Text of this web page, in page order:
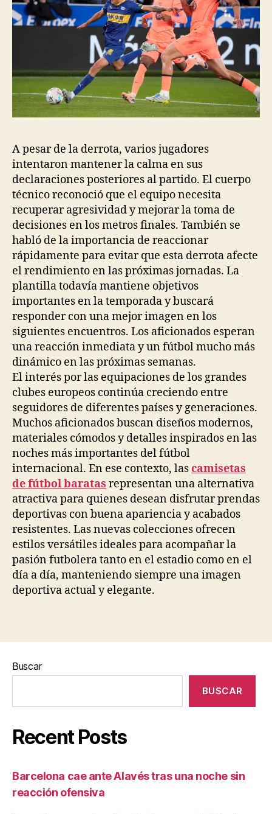
A pesar de la derrota, varios jugadores
intentaron mantener la calma en sus
declaraciones posteriores al partido. El cuerpo
técnico reconoció que el equipo necesita
recuperar agresividad y mejorar la toma de
decisiones en los metros finales. También se
habló de la importancia de reaccionar
rápidamente para evitar que esta derrota afecte
el rendimiento en las próximas jornadas. La
plantilla todavía mantiene objetivos
importantes en la temporada y buscará
responder con una mejor imagen en los
siguientes encuentros. Los aficionados esperan
una reacción inmediata y un fútbol mucho más
dinámico en las próximas semanas.
El interés por las equipaciones de los grandes
clubes europeos continúa creciendo entre
seguidores de diferentes países y generaciones.
Muchos aficionados buscan diseños modernos,
materiales cómodos y detalles inspirados en las
noches más importantes del fútbol
internacional. En ese contexto, lascamisetas
de fútbol baratas representan una alternativa
atractiva para quienes desean disfrutar prendas
deportivas con buena apariencia y acabados
resistentes. Las nuevas colecciones ofrecen
estilos versátiles ideales para acompañar la
pasión futbolera tanto en el estadio como en el
día a día, manteniendo siempre una imagen
deportiva actual y elegante.
Buscar
BUSCAR
Recent Posts
Barcelona cae ante Alavés tras una noche sin
reacción ofensiva